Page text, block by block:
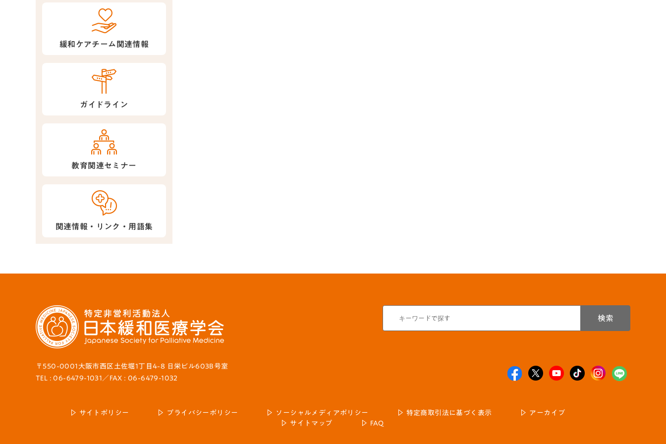
緩和ケアチーム関連情報
ガイドライン
教育関連セミナー
関連情報・リンク・用語集
〒550-0001大阪市西区土佐堀1丁目4-8 日栄ビル603B号室
TEL : 06-6479-1031／FAX : 06-6479-1032
検索
サイトポリシー プライバシーポリシー ソーシャルメディアポリシー 特定商取引法に基づく表示
アーカイブ
サイトマップ
FAQ